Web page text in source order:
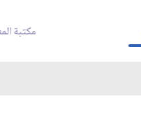
عبر الموقع